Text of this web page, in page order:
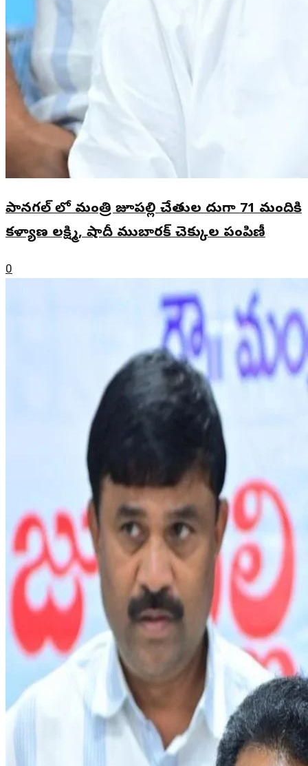
పానగల్ లో మంత్రి జూపల్లి చేతుల మీదుగా 71 మందికి
కళ్యాణ లక్ష్మి, షాదీ ముబారక్ చెక్కుల పంపిణీ
0